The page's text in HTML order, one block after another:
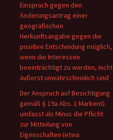
Einspruch gegen den
Änderungsantrag einer
geografischen
Herkunftsangabe gegen die
positive Entscheidung möglich,
wenn die Interessen
beeinträchtigt zu werden, nicht
äußerst unwahrscheinlich sind
Der Anspruch auf Besichtigung
gemäß § 19a Abs. 1 MarkenG
umfasst als Minus die Pflicht
zur Mitteilung von
Eigenschaften (etwa